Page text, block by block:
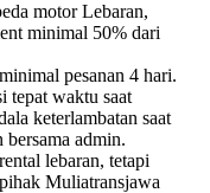
motor Lebaran,
minimal 50% dari
pesanan 4 hari.
tepat waktu saat
keterlambatan saat
bersama admin.
lebaran, tetapi
Muliatransjawa